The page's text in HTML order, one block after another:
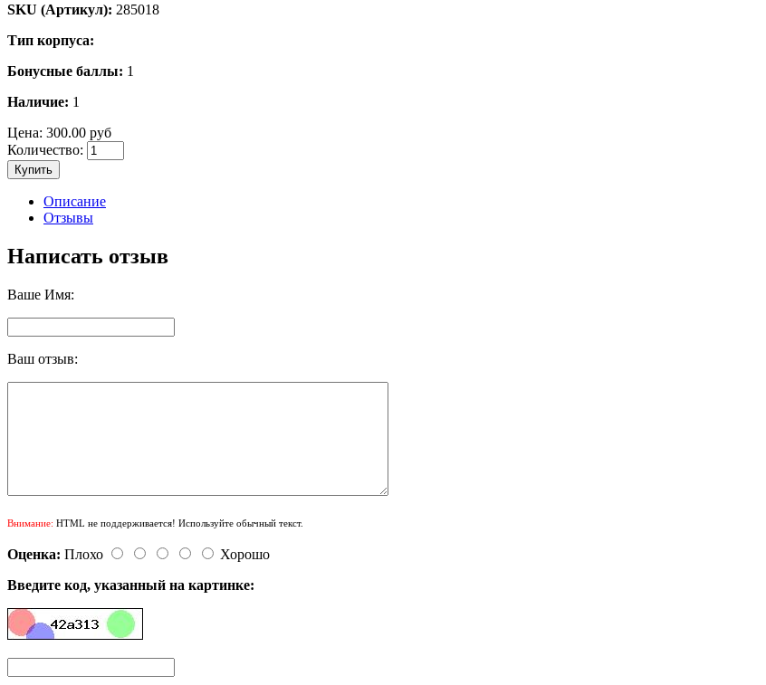
SKU (Артикул): 285018
Тип корпуса:
Бонусные баллы: 1
Наличие: 1
Цена: 300.00 руб
Количество:
Купить
Описание
Отзывы
Написать отзыв
Ваше Имя:
Ваш отзыв:
Внимание: HTML не поддерживается! Используйте обычный текст.
Оценка: Плохо
Хорошо
Введите код, указанный на картинке: